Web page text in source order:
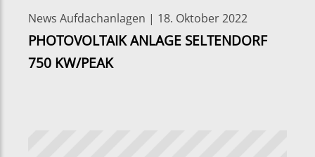
News Aufdachanlagen | 18. Oktober 2022
PHOTOVOLTAIK ANLAGE SELTENDORF
750 KW/PEAK